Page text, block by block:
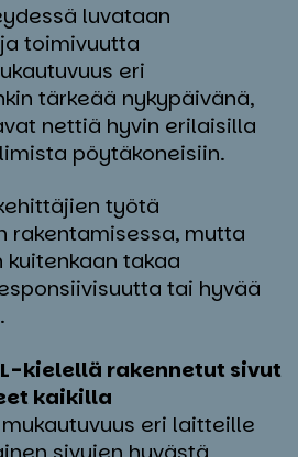
luvataan
toimivuutta
eri
tärkeää nykypäivänä,
nettiä hyvin erilaisilla
pöytäkoneisiin.
työtä
rakentamisessa, mutta
kuitenkaan takaa
tai hyvää
kielellä rakennetut sivut
kaikilla
mukautuvuus eri laitteille